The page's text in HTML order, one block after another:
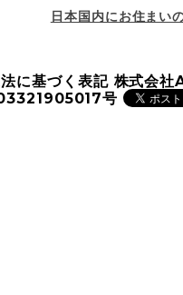
日本国内にお住まい
に基づく表記 株式会
号